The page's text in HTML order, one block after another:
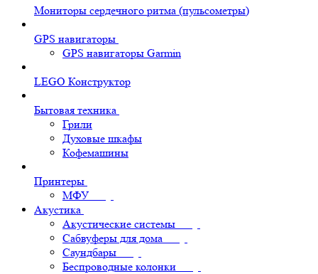
Мониторы сердечного ритма (пульсометры)
GPS навигаторы
GPS навигаторы Garmin
LEGO Конструктор
Бытовая техника
Грили
Духовые шкафы
Кофемашины
Принтеры
МФУ
Акустика
Акустические системы
Сабвуферы для дома
Саундбары
Беспроводные колонки